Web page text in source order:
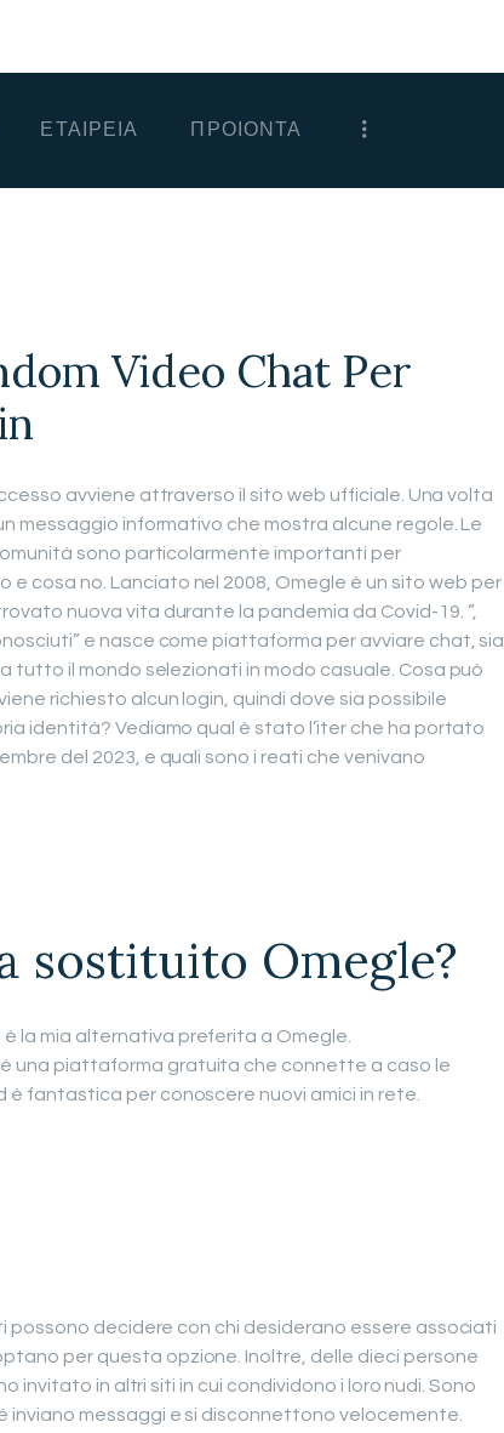
ΕΤΑΙΡΕΙΑ ΠΡΟΙΟΝΤΑ
Video Chat Per
avviene attraverso il sito web ufficiale. Una volta
messaggio informativo che mostra alcune regole. Le
sono particolarmente importanti per
cosa no. Lanciato nel 2008, Omegle è un sito web per
nuova vita durante la pandemia da Covid-19. ”,
e nasce come piattaforma per avviare chat, sia
tutto il mondo selezionati in modo casuale. Cosa può
richiesto alcun login, quindi dove sia possibile
identità? Vediamo qual è stato l’iter che ha portato
del 2023, e quali sono i reati che venivano
sostituito Omegle?
è la mia alternativa preferita a Omegle.
una piattaforma gratuita che connette a caso le
è fantastica per conoscere nuovi amici in rete.
possono decidere con chi desiderano essere associati
per questa opzione. Inoltre, delle dieci persone
invitato in altri siti in cui condividono i loro nudi. Sono
inviano messaggi e si disconnettono velocemente.